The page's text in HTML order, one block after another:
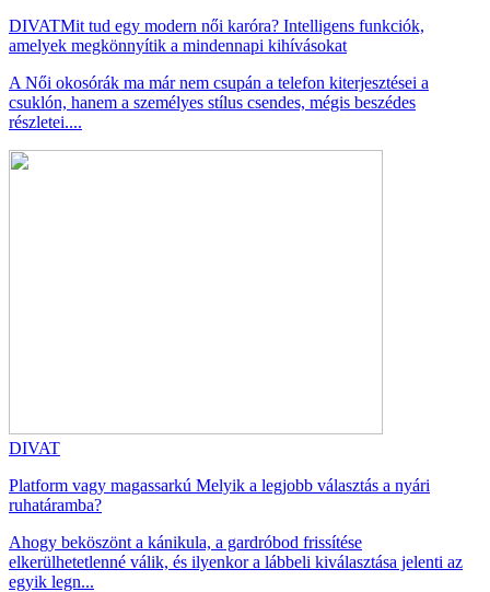
DIVATMit tud egy modern női karóra? Intelligens funkciók,
amelyek megkönnyítik a mindennapi kihívásokat
A Női okosórák ma már nem csupán a telefon kiterjesztései a
csuklón, hanem a személyes stílus csendes, mégis beszédes
részletei....
DIVAT
Platform vagy magassarkú Melyik a legjobb választás a nyári
ruhatáramba?
Ahogy beköszönt a kánikula, a gardróbod frissítése
elkerülhetetlenné válik, és ilyenkor a lábbeli kiválasztása jelenti az
egyik legn...